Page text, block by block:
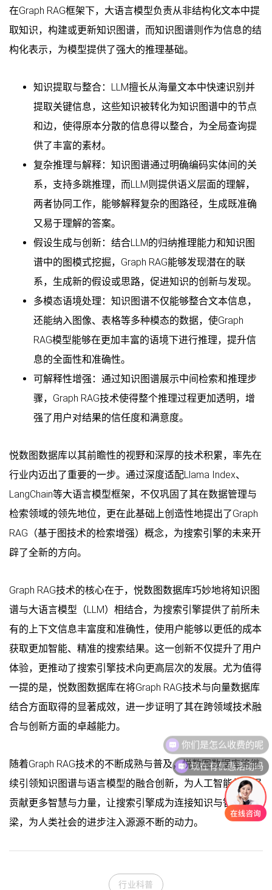
在Graph RAG框架下，大语言模型负责从非结构化文本中提
取知识，构建或更新知识图谱，而知识图谱则作为信息的结
构化表示，为模型提供了强大的推理基础。
知识提取与整合：LLM擅长从海量文本中快速识别并
提取关键信息，这些知识被转化为知识图谱中的节点
和边，使得原本分散的信息得以整合，为全局查询提
供了丰富的素材。
复杂推理与解释：知识图谱通过明确编码实体间的关
系，支持多跳推理，而LLM则提供语义层面的理解，
两者协同工作，能够解释复杂的图路径，生成既准确
又易于理解的答案。
假设生成与创新：结合LLM的归纳推理能力和知识图
谱中的图模式挖掘，Graph RAG能够发现潜在的联
系，生成新的假设或思路，促进知识的创新与发现。
多模态语境处理：知识图谱不仅能够整合文本信息，
还能纳入图像、表格等多种模态的数据，使Graph
RAG模型能够在更加丰富的语境下进行推理，提升信
息的全面性和准确性。
可解释性增强：通过知识图谱展示中间检索和推理步
骤，Graph RAG技术使得整个推理过程更加透明，增
强了用户对结果的信任度和满意度。
悦数图数据库以其前瞻性的视野和深厚的技术积累，率先在
行业内迈出了重要的一步。通过深度适配Llama Index、
LangChain等大语言模型框架，不仅巩固了其在数据管理与
检索领域的领先地位，更在此基础上创造性地提出了Graph
RAG（基于图技术的检索增强）概念，为搜索引擎的未来开
辟了全新的方向。
Graph RAG技术的核心在于，悦数图数据库巧妙地将知识图
谱与大语言模型（LLM）相结合，为搜索引擎提供了前所未
有的上下文信息丰富度和准确性，使用户能够以更低的成本
获取更加智能、精准的搜索结果。这一创新不仅提升了用户
体验，更推动了搜索引擎技术向更高层次的发展。尤为值得
一提的是，悦数图数据库在将Graph RAG技术与向量数据库
结合方面取得的显著成效，进一步证明了其在跨领域技术融
合与创新方面的卓越能力。
随着Graph RAG技术的不断成熟与普及，悦数图数据库将继
续引领知识图谱与语言模型的融合创新，为人工智能的发展
贡献更多智慧与力量，让搜索引擎成为连接知识与智慧的桥
梁，为人类社会的进步注入源源不断的动力。
行业科普
现在有优惠活动吗